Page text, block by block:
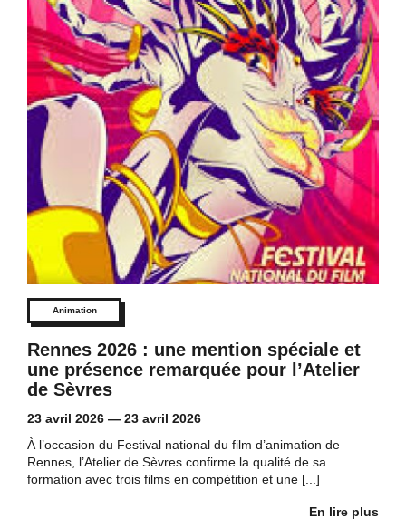
Animation
Rennes 2026 : une mention spéciale et
une présence remarquée pour l’Atelier
de Sèvres
23 avril 2026 — 23 avril 2026
À l’occasion du Festival national du film d’animation de
Rennes, l’Atelier de Sèvres confirme la qualité de sa
formation avec trois films en compétition et une [...]
En lire plus